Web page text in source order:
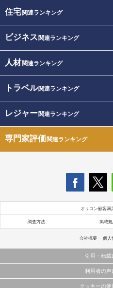
住宅関連ランキング
ビジネス 関連ランキング
人材関連ランキング
トラベル関連ランキング
レジャー関連ランキング
専門家評価関連ランキング
オリコン顧客満
調査方法 掲載
会社概要 個人
引用・転載
当サイトで公開されている情報（文字、写真、
利用者の声
クッキーの使